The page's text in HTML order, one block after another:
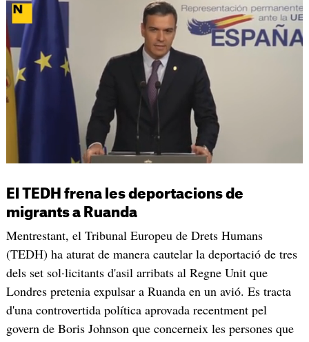
El TEDH frena les deportacions de
migrants a Ruanda
Mentrestant, el Tribunal Europeu de Drets Humans
(TEDH) ha aturat de manera cautelar la deportació de tres
dels set sol·licitants d'asil arribats al Regne Unit que
Londres pretenia expulsar a Ruanda en un avió. Es tracta
d'una controvertida política aprovada recentment pel
govern de Boris Johnson que concerneix les persones que